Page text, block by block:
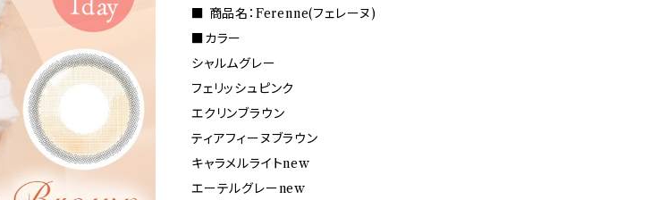
■ 商品名：Ferenne(フェレーヌ)
■カラー
シャルムグレー
フェリッシュピンク
エクリンブラウン
ティアフィーヌブラウン
キャラメルライトnew
エーテルグレーnew